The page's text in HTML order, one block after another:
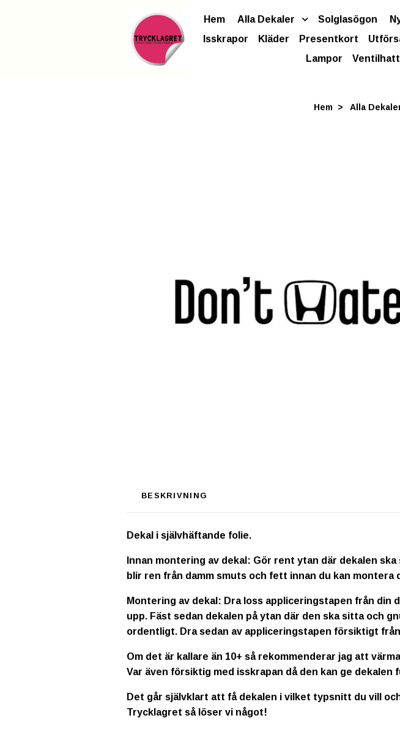
Hem Alla Dekaler Solglasögon
Isskrapor
Kläder Presentkort
Lampor
Hem Alla
BESKRIVNING
Dekal i självhäftande folie.
Innan montering av dekal: Gör rent ytan där dekalen
blir ren från damm smuts och fett innan du kan
Montering av dekal: Dra loss appliceringstapen från din
upp. Fäst sedan dekalen på ytan där den ska sitta och
ordentligt. Dra sedan av appliceringstapen försiktigt
Om det är kallare än 10+ så rekommenderar jag att
Var även försiktig med isskrapan då den kan ge
Det går självklart att få dekalen i vilket typsnitt du vill
Trycklagret så löser vi något!